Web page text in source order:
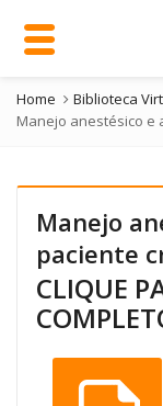
Home
Biblioteca
Manejo anestésico e
Manejo
paciente
CLIQUE